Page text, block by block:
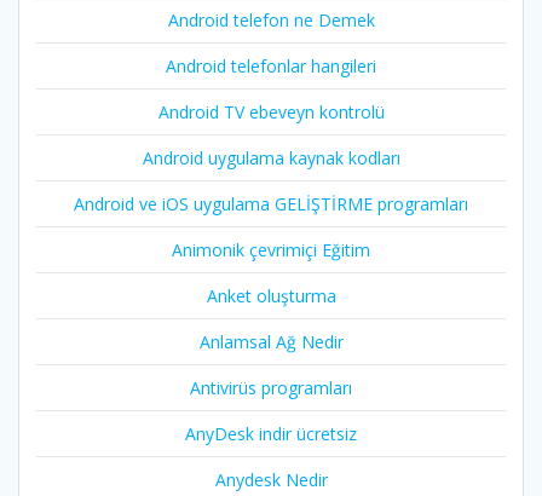
Android telefon ne Demek
Android telefonlar hangileri
Android TV ebeveyn kontrolü
Android uygulama kaynak kodları
Android ve iOS uygulama GELİŞTİRME programları
Animonik çevrimiçi Eğitim
Anket oluşturma
Anlamsal Ağ Nedir
Antivirüs programları
AnyDesk indir ücretsiz
Anydesk Nedir